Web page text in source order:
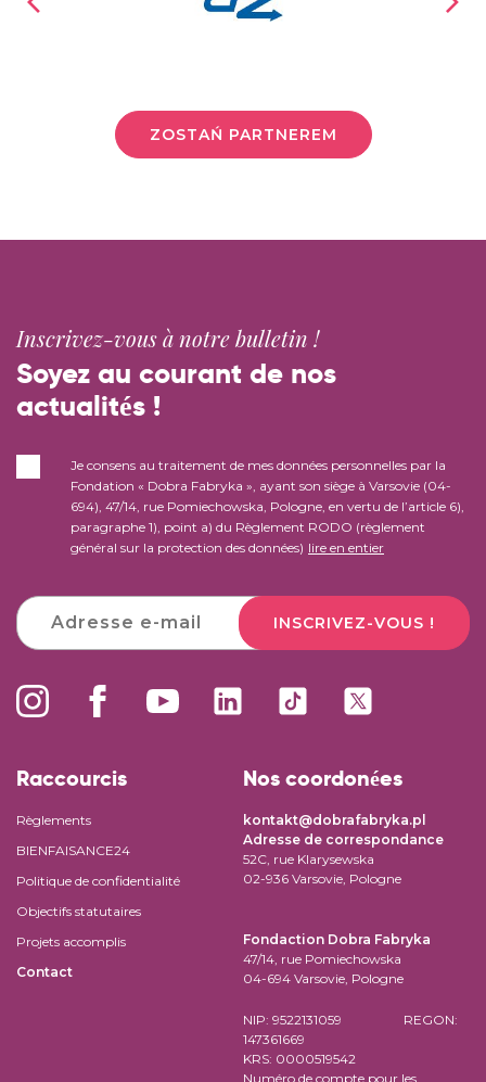
ZOSTAŃ PARTNEREM
Inscrivez-vous à notre bulletin !
Soyez au courant de nos
actualités !
Je consens au traitement de mes données personnelles par la
Fondation « Dobra Fabryka », ayant son siège à Varsovie (04-
694), 47/14, rue Pomiechowska, Pologne, en vertu de l’article 6),
paragraphe 1), point a) du Règlement RODO (règlement
général sur la protection des données) lire en entier
INSCRIVEZ-VOUS !
Raccourcis
Règlements
BIENFAISANCE24
Politique de confidentialité
Objectifs statutaires
Projets accomplis
Contact
Nos coordonées
kontakt@dobrafabryka.pl
Adresse de correspondance
52C, rue Klarysewska
02-936 Varsovie, Pologne
Fondaction Dobra Fabryka
47/14, rue Pomiechowska
04-694 Varsovie, Pologne
NIP: 9522131059 REGON:
147361669
KRS: 0000519542
Numéro de compte pour les